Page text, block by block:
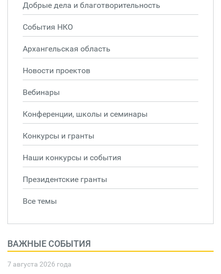
Добрые дела и благотворительность
События НКО
Архангельская область
Новости проектов
Вебинары
Конференции, школы и семинары
Конкурсы и гранты
Наши конкурсы и события
Президентские гранты
Все темы
ВАЖНЫЕ СОБЫТИЯ
7 августа 2026 года